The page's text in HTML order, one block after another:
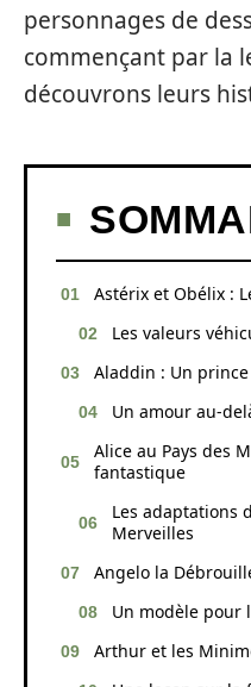
personnages de
commençant par la
découvrons leurs
Astérix et Obélix :
Les valeurs
Aladdin : Un
Un amour au-
Alice au Pays des
fantastique
Les adaptations
Merveilles
Angelo la
Un modèle pour
Arthur et les